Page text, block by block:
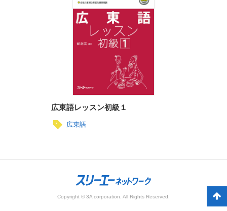
広東語レッスン初級１
広東語
Copyright © 3A corporation. All Rights Reserved.